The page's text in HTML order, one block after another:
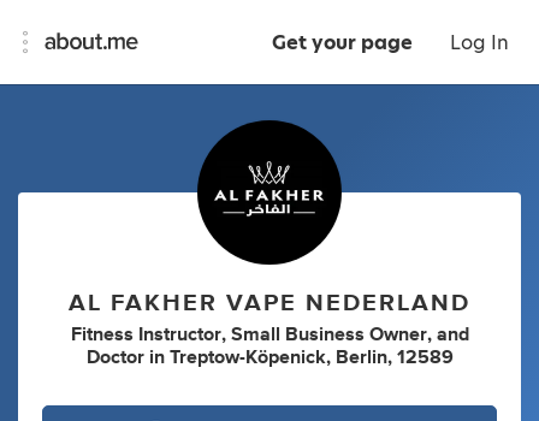
Get your page Log In
AL FAKHER VAPE NEDERLAND
Fitness Instructor, Small Business Owner, and
Doctor in Treptow-Köpenick, Berlin, 12589